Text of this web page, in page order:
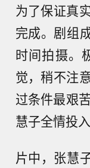
为了保证真
完成。剧组
时间拍摄。
觉，稍不注
过条件最艰
慧子全情投
片中，张慧